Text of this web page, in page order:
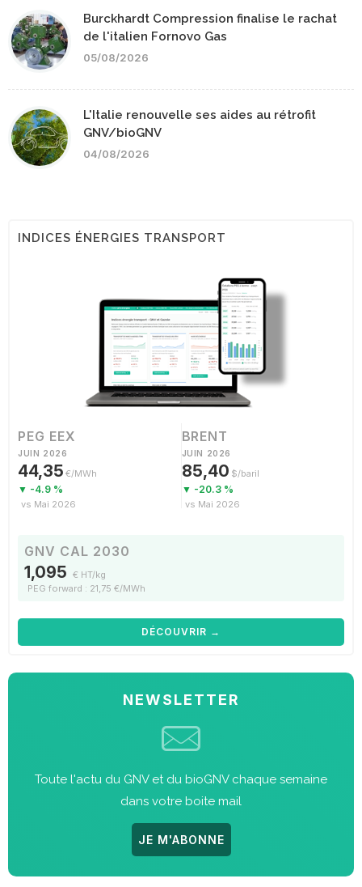
Burckhardt Compression finalise le rachat
de l'italien Fornovo Gas
05/08/2026
L'Italie renouvelle ses aides au rétrofit
GNV/bioGNV
04/08/2026
INDICES ÉNERGIES TRANSPORT
PEG EEX
JUIN 2026
44,35 €/MWh
▼ -4.9 %
vs Mai 2026
BRENT
JUIN 2026
85,40 $/baril
▼ -20.3 %
vs Mai 2026
GNV CAL 2030
1,095 € HT/kg
PEG forward : 21,75 €/MWh
DÉCOUVRIR →
NEWSLETTER
Toute l'actu du GNV et du bioGNV chaque semaine
dans votre boite mail
JE M'ABONNE